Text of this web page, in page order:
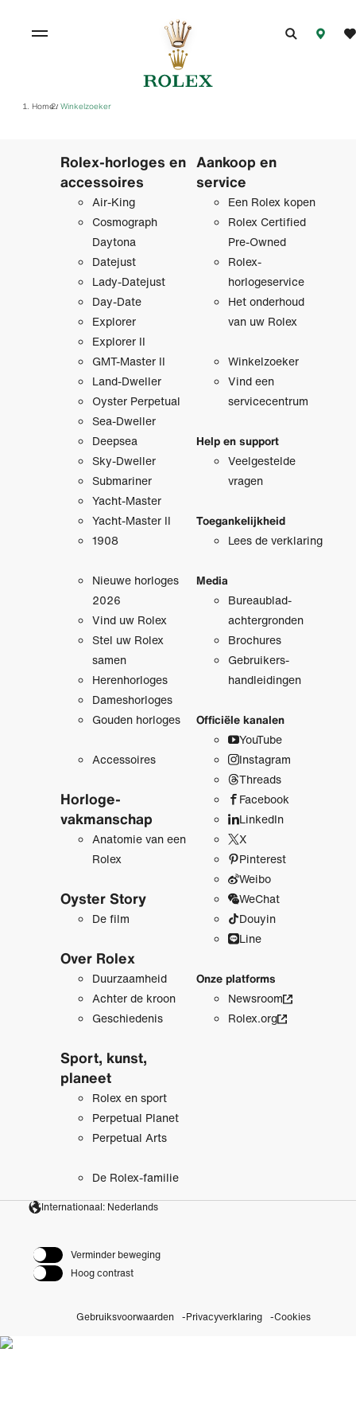
Home/ Winkelzoeker
Rolex-horloges en
accessoires
Air-King
Cosmograph
Daytona
Datejust
Lady-Datejust
Day-Date
Explorer
Explorer II
GMT-Master II
Land-Dweller
Oyster Perpetual
Sea-Dweller
Deepsea
Sky-Dweller
Submariner
Yacht-Master
Yacht-Master II
1908
Nieuwe horloges
2026
Vind uw Rolex
Stel uw Rolex
samen
Herenhorloges
Dameshorloges
Gouden horloges
Accessoires
Horloge­
vakmanschap
Anatomie van een
Rolex
Oyster Story
De film
Over Rolex
Duurzaamheid
Achter de kroon
Geschiedenis
Sport, kunst,
planeet
Rolex en sport
Perpetual Planet
Perpetual Arts
De Rolex-familie
Aankoop en
service
Een Rolex kopen
Rolex Certified
Pre‑Owned
Rolex-
horlogeservice
Het onderhoud
van uw Rolex
Winkelzoeker
Vind een
servicecentrum
Help en support
Veelgestelde
vragen
Toegankelijkheid
Lees de verklaring
Media
Bureaublad­
achtergronden
Brochures
Gebruikers­
handleidingen
Officiële kanalen
YouTube
Instagram
Threads
Facebook
LinkedIn
X
Pinterest
Weibo
WeChat
Douyin
Line
Onze platforms
Newsroom
Rolex.org
Internationaal: Nederlands
Verminder beweging
Hoog contrast
Gebruiksvoorwaarden Privacyverklaring Cookies